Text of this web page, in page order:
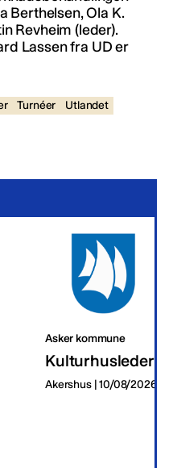
Berthelsen, Ola K.
Revheim (leder).
Lassen fra UD er
Turnéer Utlandet
Asker kommune
Kulturhusleder
Akershus | 10/08/2026